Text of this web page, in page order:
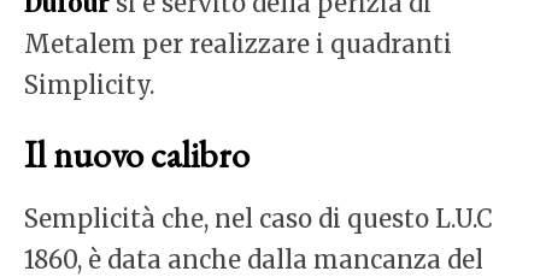
Metalem per realizzare i quadranti
Simplicity.
Il nuovo calibro
Semplicità che, nel caso di questo L.U.C
1860, è data anche dalla mancanza del